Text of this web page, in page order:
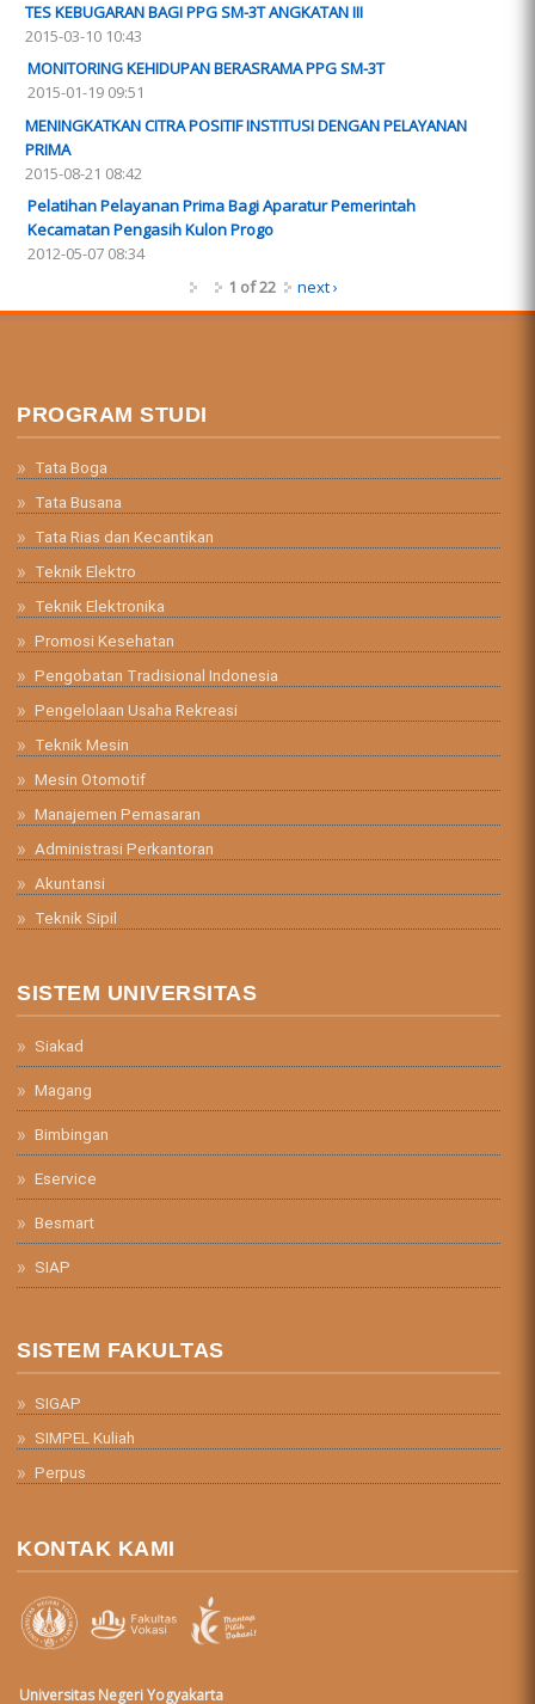
TES KEBUGARAN BAGI PPG SM-3T ANGKATAN III
2015-03-10 10:43
MONITORING KEHIDUPAN BERASRAMA PPG SM-3T
2015-01-19 09:51
MENINGKATKAN CITRA POSITIF INSTITUSI DENGAN PELAYANAN
PRIMA
2015-08-21 08:42
Pelatihan Pelayanan Prima Bagi Aparatur Pemerintah
Kecamatan Pengasih Kulon Progo
2012-05-07 08:34
1 of 22
next ›
PROGRAM STUDI
Tata Boga
Tata Busana
Tata Rias dan Kecantikan
Teknik Elektro
Teknik Elektronika
Promosi Kesehatan
Pengobatan Tradisional Indonesia
Pengelolaan Usaha Rekreasi
Teknik Mesin
Mesin Otomotif
Manajemen Pemasaran
Administrasi Perkantoran
Akuntansi
Teknik Sipil
SISTEM UNIVERSITAS
Siakad
Magang
Bimbingan
Eservice
Besmart
SIAP
SISTEM FAKULTAS
SIGAP
SIMPEL Kuliah
Perpus
KONTAK KAMI
Universitas Negeri Yogyakarta